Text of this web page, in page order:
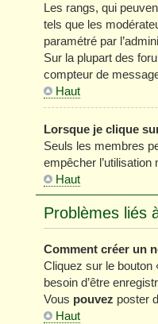
Les rangs, qui
tels que les
paramétré par
Sur la plupart des
compteur de
Haut
Lorsque je clique
Seuls les membres
empêcher
Haut
Problèmes liés
Comment créer un
Cliquez sur le bouton
besoin d’être
Vous pouvez poster
Haut